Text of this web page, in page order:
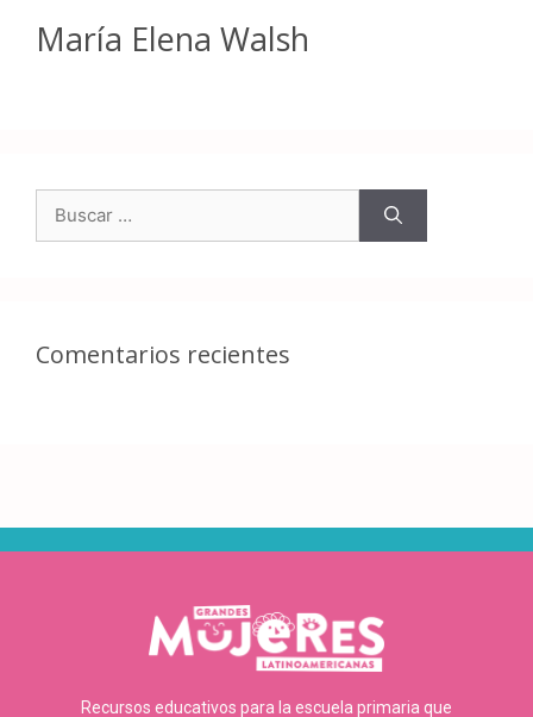
María Elena Walsh
Comentarios recientes
Recursos educativos para la escuela primaria que